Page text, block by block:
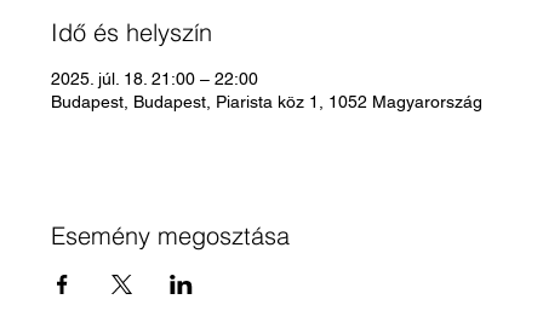
Idő és helyszín
2025. júl. 18. 21:00 – 22:00
Budapest, Budapest, Piarista köz 1, 1052 Magyarország
Esemény megosztása